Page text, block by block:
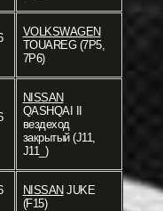
VOLKSWAGEN
TOUAREG (7P5,
7P6)
NISSAN
QASHQAI II
вездеход
закрытый (J11,
J11_)
NISSAN JUKE
(F15)